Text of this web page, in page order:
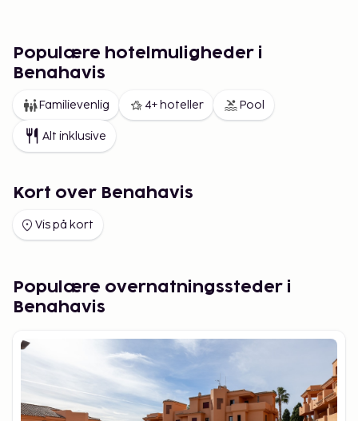
Populære hotelmuligheder i
Benahavis
Familievenlig 4+ hoteller Pool
Alt inklusive
Kort over Benahavis
Vis på kort
Populære overnatningssteder i
Benahavis